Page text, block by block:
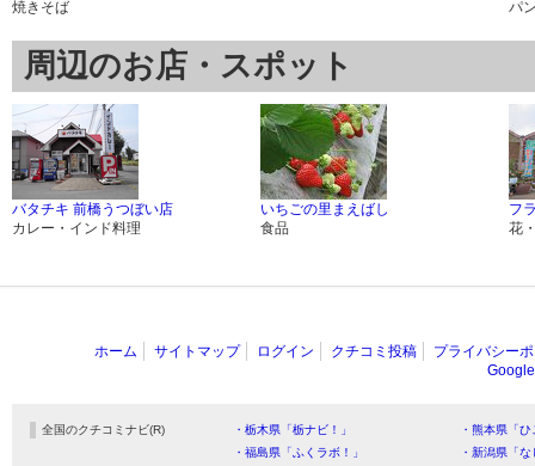
焼きそば
パ
周辺のお店・スポット
バタチキ 前橋うつぼい店
カレー・インド料理
いちごの里まえばし
食品
フ
花
ホーム サイトマップ ログイン クチコミ投稿
プライバシー
全国のクチコミナビ(R) ・栃木県「栃ナビ！」
・熊本県「
・福島県「ふくラボ！」
・新潟県「